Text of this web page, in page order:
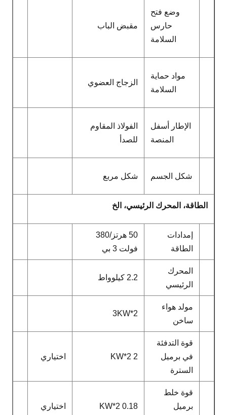
وضع فتح
حارس
السلامة
مقبض الباب
مواد حماية
السلامة
الزجاج العضوي
الإطار أسفل
المنصة
الفولاذ المقاوم
للصدأ
شكل الجسم شكل مربع
الطاقة، المحرك الرئيسي، الخ
إمدادات
الطاقة
50 هرتز/380
فولت 3 بي
المحرك
الرئيسي
2.2 كيلوواط
مولد هواء
ساخن
3KW*2
قوة التدفئة
في برميل
السترة
2 KW*2 اختياري
قوة خلط
برميل
0.18 KW*2 اختياري